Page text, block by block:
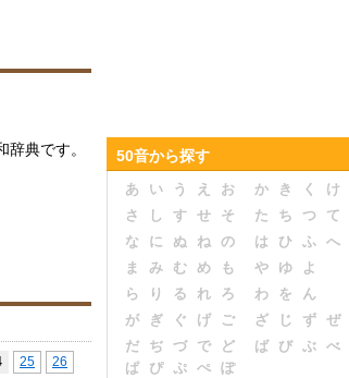
典です。
25
26
50音から探す
あ い う え お か き く け
さ
し す せ そ た ち つ て
な
に ぬ ね の は ひ ふ へ
ま
み む め も や ゆ
よ
ら
り る れ ろ わ を
ん
が
ぎ ぐ げ ご ざ じ ず ぜ
だ
ぢ づ で ど ば び ぶ べ
ぱ
ぴ ぷ ぺ ぽ